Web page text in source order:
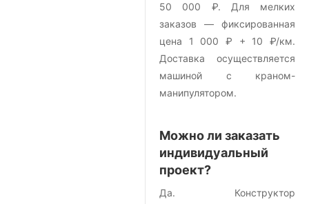
50 000 ₽. Для мелких
заказов — фиксированная
цена 1 000 ₽ + 10 ₽/км.
Доставка осуществляется
машиной с краном-
манипулятором.
Можно ли заказать
индивидуальный
проект?
Да. Конструктор